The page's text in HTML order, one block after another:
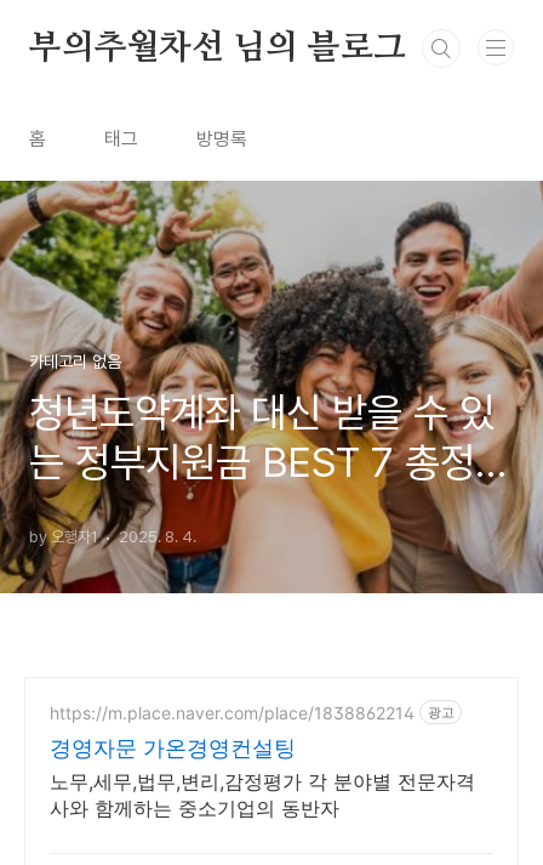
부의추월차선 님의 블로그
홈 태그 방명록
카테고리 없음
청년도약계좌 대신 받을 수 있
는 정부지원금 BEST 7 총정
리!
by 오행자1 2025. 8. 4.
https://m.place.naver.com/place/1838862214 광고
경영자문 가온경영컨설팅
노무,세무,법무,변리,감정평가 각 분야별 전문자격
사와 함께하는 중소기업의 동반자